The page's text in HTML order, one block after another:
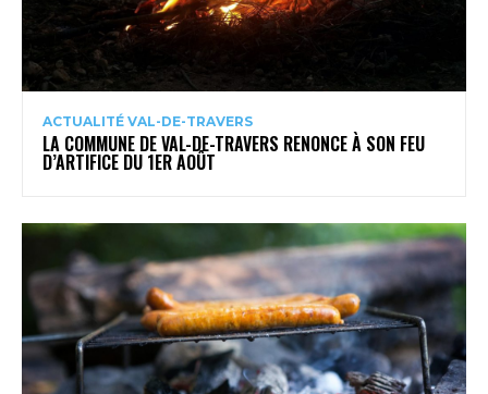
ACTUALITÉ VAL-DE-TRAVERS
LA COMMUNE DE VAL-DE-TRAVERS RENONCE À SON FEU
D’ARTIFICE DU 1ER AOÛT